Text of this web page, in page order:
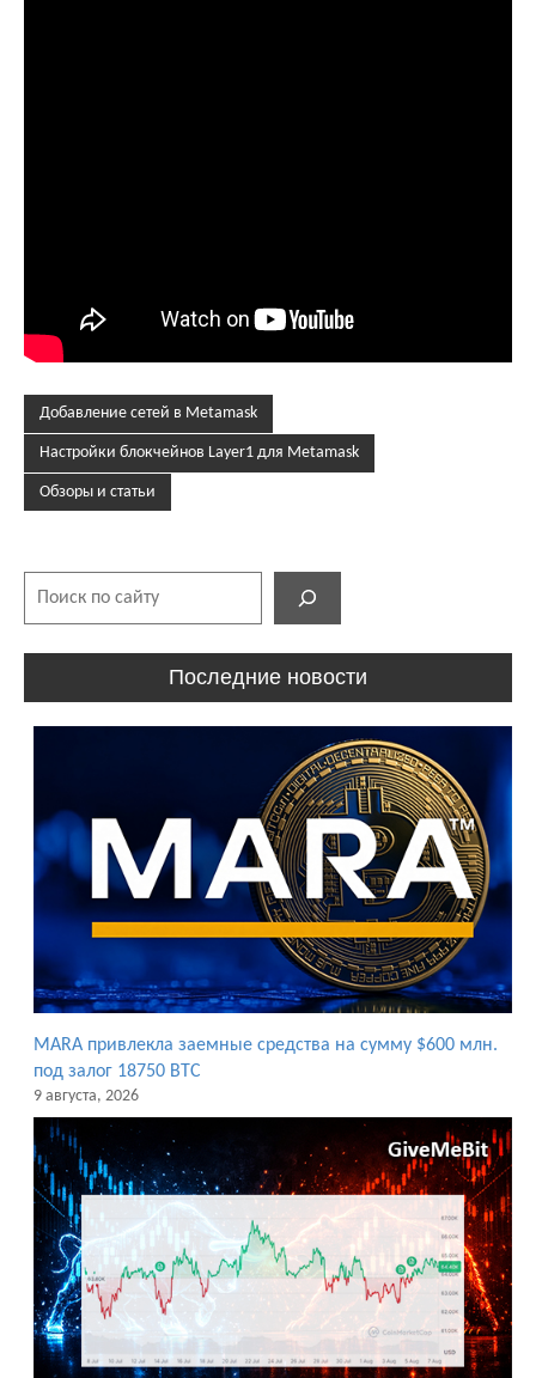
Добавление сетей в Metamask
Настройки блокчейнов Layer1 для Metamask
Обзоры и статьи
Последние новости
MARA привлекла заемные средства на сумму $600 млн.
под залог 18750 BTC
9 августа, 2026